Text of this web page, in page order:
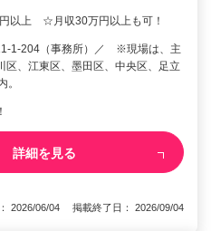
以上 ☆月収30万円以上も可！
1-204（事務所）／ ※現場は、主
区、江東区、墨田区、中央区、足立
。
詳細を見る
2026/06/04 掲載終了日： 2026/09/04